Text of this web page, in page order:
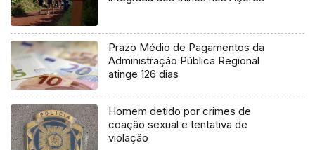
Prazo Médio de Pagamentos da
Administração Pública Regional
atinge 126 dias
Homem detido por crimes de
coação sexual e tentativa de
violação